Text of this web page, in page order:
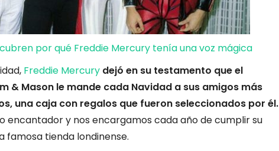
por qué Freddie Mercury tenía una voz mágica
Freddie Mercury dejó en su testamento que el
& Mason le mande cada Navidad a sus amigos más
una caja con regalos que fueron seleccionados por él.
encantador y nos encargamos cada año de cumplir su
famosa tienda londinense.